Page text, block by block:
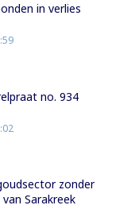
in verlies
no. 934
zonder
Sarakreek